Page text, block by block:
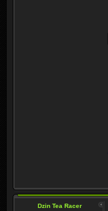
Dzin Tea Racer